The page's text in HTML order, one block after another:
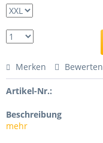
Merken Bewerten
Artikel-Nr.:
Beschreibung
mehr